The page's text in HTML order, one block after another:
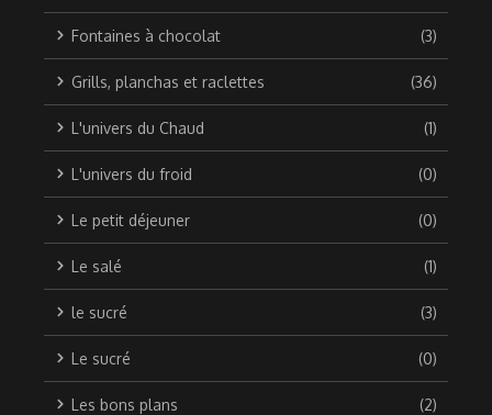
Fontaines à chocolat (3)
Grills, planchas et raclettes (36)
L'univers du Chaud (1)
L'univers du froid (0)
Le petit déjeuner (0)
Le salé (1)
le sucré (3)
Le sucré (0)
Les bons plans (2)